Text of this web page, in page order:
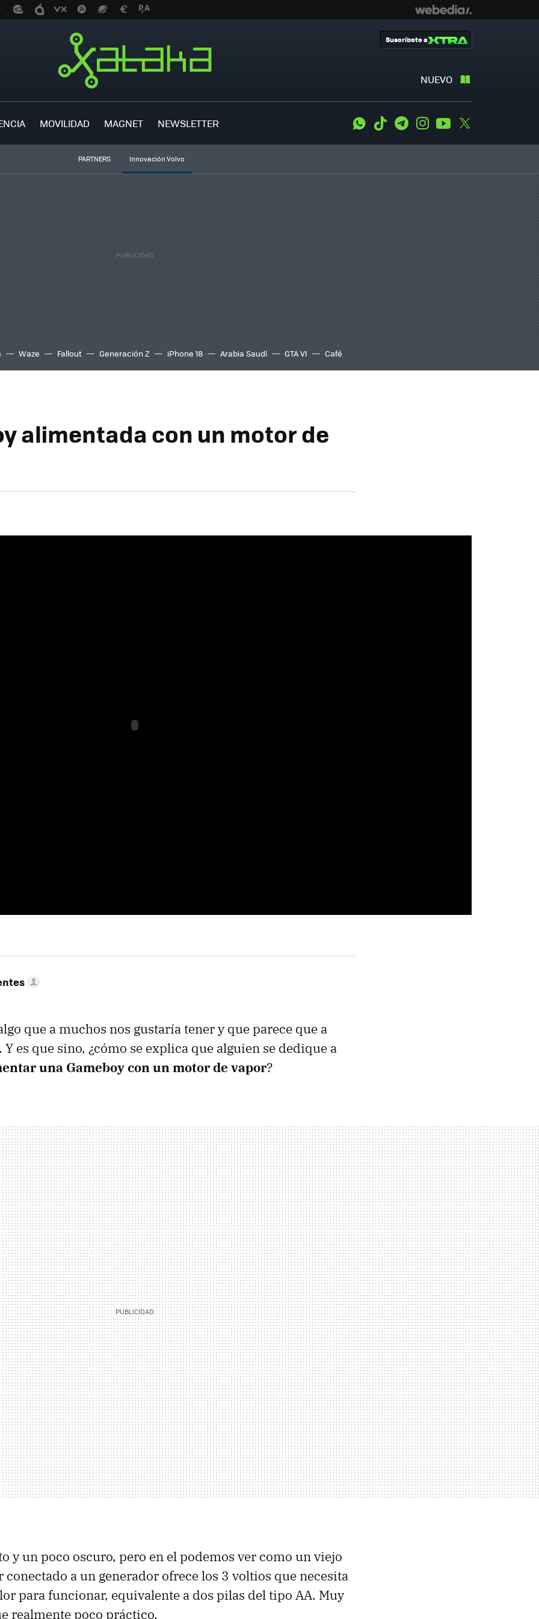
NUEVO
Suscríbete a
MOVILIDAD MAGNET NEWSLETTER WhatsApp
Tiktok TelegramInstagramYoutube
PARTNERS Innovación Volvo
Waze Fallout Generación Z iPhone 18 Arabia Saudí GTA VI Café
alimentada con un motor de
que a muchos nos gustaría tener y que parece que a
es que sino, ¿cómo se explica que alguien se dedique a
una Gameboy con un motor de vapor?
y un poco oscuro, pero en el podemos ver como un viejo
conectado a un generador ofrece los 3 voltios que necesita
para funcionar, equivalente a dos pilas del tipo AA. Muy
realmente poco práctico.